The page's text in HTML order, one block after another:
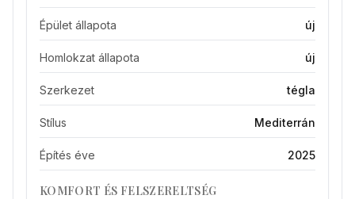
Épület állapota új
Homlokzat állapota új
Szerkezet tégla
Stílus Mediterrán
Építés éve 2025
KOMFORT ÉS FELSZERELTSÉG